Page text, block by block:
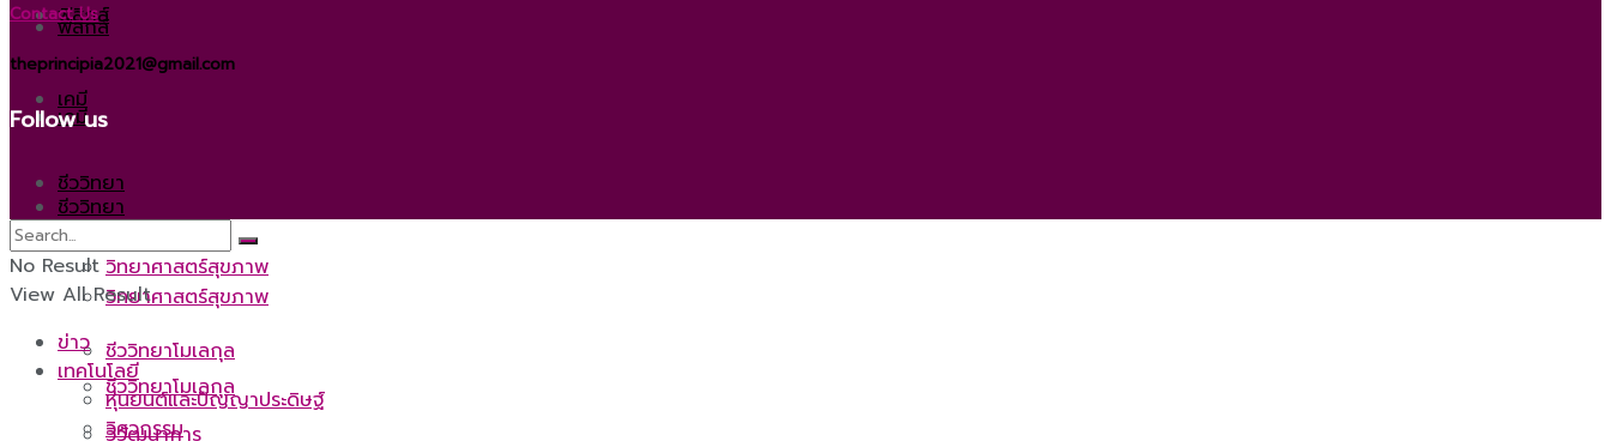
ฟิสิกส์
เคมี
ชีววิทยา
วิทยาศาสตร์สุขภาพ
ชีววิทยาโมเลกุล
ฟิสิกส์
เคมี
ชีววิทยา
วิทยาศาสตร์สุขภาพ
ชีววิทยาโมเลกุล
วิวัฒนาการ
Contact Us
theprincipia2021@gmail.com
Follow us
No Result
View All Result
ข่าว
เทคโนโลยี
หุ่นยนต์และปัญญาประดิษฐ์
วิศวกรรม